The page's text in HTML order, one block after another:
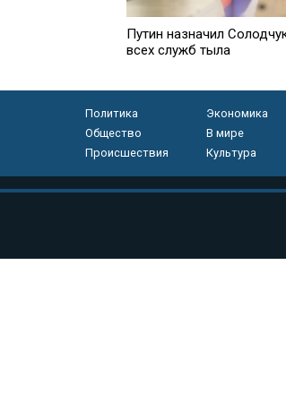
Путин назначил
всех служб тыла
Политика
Экономика
Общество
В мире
Происшествия
Культура
массовых коммуникаций (Роскомнадзор)